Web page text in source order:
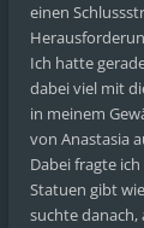
einen
Ich hatte
dabei viel mit
in meinem
von Anastasia
Dabei fragte
Statuen gibt
suchte danach,